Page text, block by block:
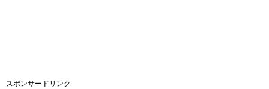
スポンサードリンク